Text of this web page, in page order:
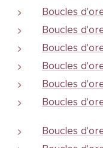
Boucles
Boucles
Boucles
Boucles
Boucles
Boucles
Boucles